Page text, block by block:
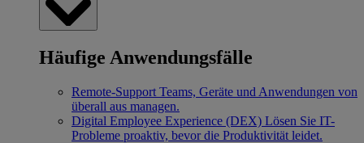
Häufige Anwendungsfälle
Remote-Support Teams, Geräte und Anwendungen von
überall aus managen.
Digital Employee Experience (DEX) Lösen Sie IT-
Probleme proaktiv, bevor die Produktivität leidet.